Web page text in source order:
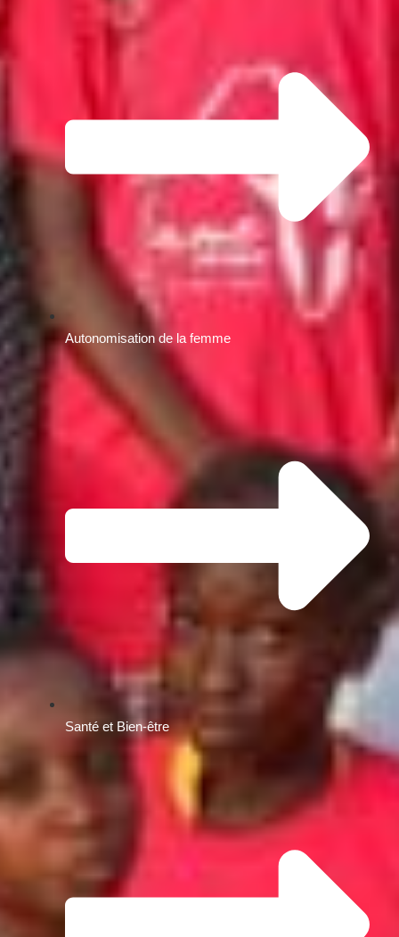
Autonomisation de la femme
Santé et Bien-être